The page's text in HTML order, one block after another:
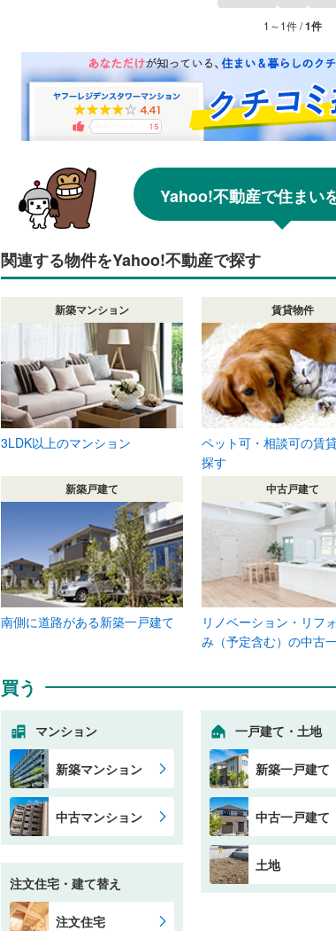
1～1件 /1件
Yahoo!不動産で住まい
関連する物件をYahoo!不動産で探す
新築マンション
3LDK以上のマンション
賃貸物件
ペット可・相談可の賃
探す
新築戸建て
南側に道路がある新築一戸建て
中古戸建て
リノベーション・リフ
み（予定含む）の中古
買う
マンション
新築マンション
中古マンション
注文住宅・建て替え
注文住宅
一戸建て・土地
新築一戸建て
中古一戸建て
土地